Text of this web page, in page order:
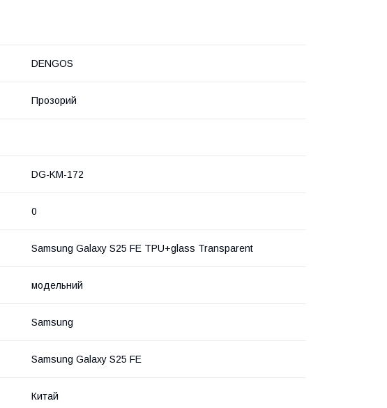
DENGOS
Прозорий
DG-KM-172
0
Samsung Galaxy S25 FE TPU+glass Transparent
модельний
Samsung
Samsung Galaxy S25 FE
Китай